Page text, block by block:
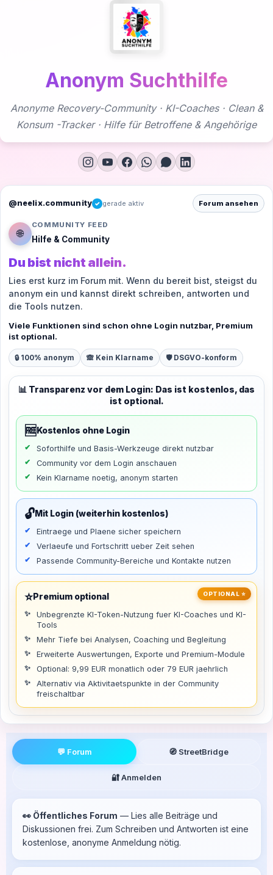
Anonym Suchthilfe
Anonyme Recovery-Community · KI-Coaches · Clean &
Konsum -Tracker · Hilfe für Betroffene & Angehörige
@neelix.community ✓ gerade aktiv Forum ansehen
🌐
COMMUNITY FEED
Hilfe & Community
Du bist nicht allein.
Lies erst kurz im Forum mit. Wenn du bereit bist, steigst du
anonym ein und kannst direkt schreiben, antworten und
die Tools nutzen.
Viele Funktionen sind schon ohne Login nutzbar, Premium
ist optional.
🔒 100% anonym 🙈 Kein Klarname 🛡️ DSGVO-konform
📊 Transparenz vor dem Login: Das ist kostenlos, das
ist optional.
🆓 Kostenlos ohne Login
Soforthilfe und Basis-Werkzeuge direkt nutzbar
Community vor dem Login anschauen
Kein Klarname noetig, anonym starten
🔓Mit Login (weiterhin kostenlos)
Eintraege und Plaene sicher speichern
Verlaeufe und Fortschritt ueber Zeit sehen
Passende Community-Bereiche und Kontakte nutzen
OPTIONAL ⭐
⭐Premium optional
Unbegrenzte KI-Token-Nutzung fuer KI-Coaches und KI-
Tools
Mehr Tiefe bei Analysen, Coaching und Begleitung
Erweiterte Auswertungen, Exporte und Premium-Module
Optional: 9,99 EUR monatlich oder 79 EUR jaehrlich
Alternativ via Aktivitaetspunkte in der Community
freischaltbar
💬 Forum 🧭 StreetBridge
🔐 Anmelden
👀 Öffentliches Forum — Lies alle Beiträge und
Diskussionen frei. Zum Schreiben und Antworten ist eine
kostenlose, anonyme Anmeldung nötig.